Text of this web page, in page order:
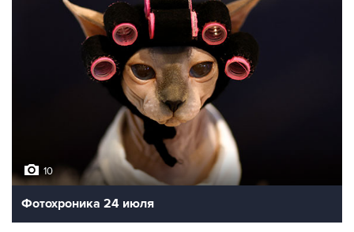
10
Фотохроника 24 июля